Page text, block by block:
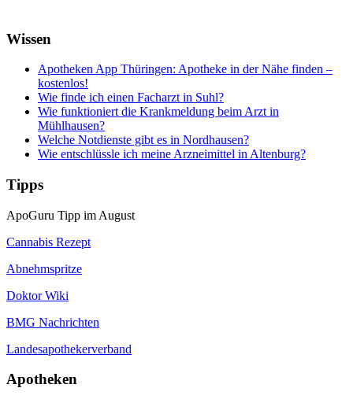
Wissen
Apotheken App Thüringen: Apotheke in der Nähe finden –
kostenlos!
Wie finde ich einen Facharzt in Suhl?
Wie funktioniert die Krankmeldung beim Arzt in
Mühlhausen?
Welche Notdienste gibt es in Nordhausen?
Wie entschlüssle ich meine Arzneimittel in Altenburg?
Tipps
ApoGuru Tipp im August
Cannabis Rezept
Abnehmspritze
Doktor Wiki
BMG Nachrichten
Landesapothekerverband
Apotheken